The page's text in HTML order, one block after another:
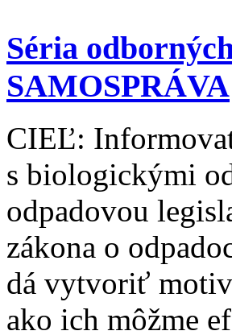
Séria
SAMOSPRÁVA
CIEĽ:
s biologickými
odpadovou
zákona o
dá vytvoriť
ako ich môžme